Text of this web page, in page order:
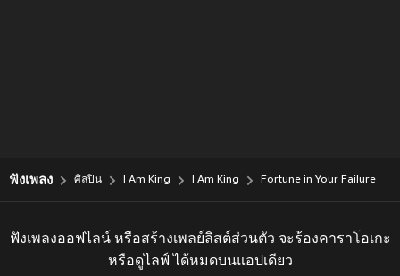
ฟังเพลง ศิลปิน I Am King I Am King Fortune in Your Failure
ฟังเพลงออฟไลน์ หรือสร้างเพลย์ลิสต์ส่วนตัว จะร้องคาราโอเกะ
หรือดูไลฟ์ ได้หมดบนแอปเดียว